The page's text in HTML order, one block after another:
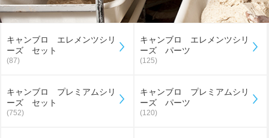
キャンブロ エレメンツシリ
ーズ セット
(87)
キャンブロ エレメンツシリ
ーズ パーツ
(125)
キャンブロ プレミアムシリ
ーズ セット
(752)
キャンブロ プレミアムシリ
ーズ パーツ
(120)